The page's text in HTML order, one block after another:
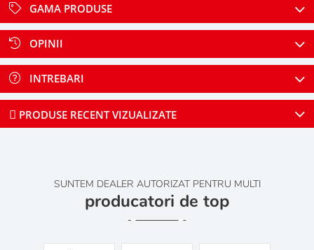
GAMA PRODUSE
OPINII
INTREBARI
PRODUSE RECENT VIZUALIZATE
SUNTEM DEALER AUTORIZAT PENTRU MULTI
producatori de top